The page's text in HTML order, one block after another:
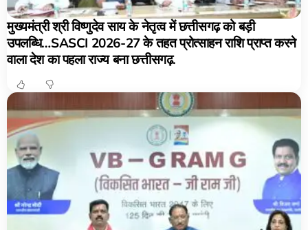
मुख्यमंत्री श्री विष्णुदेव साय के नेतृत्व में छत्तीसगढ़ को बड़ी
उपलब्धि…SASCI 2026-27 के तहत प्रोत्साहन राशि प्राप्त करने
वाला देश का पहला राज्य बना छत्तीसगढ़.